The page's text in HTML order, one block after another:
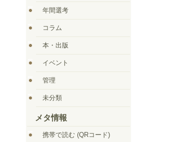
年間選考
コラム
本・出版
イベント
管理
未分類
メタ情報
携帯で読む (QRコード)